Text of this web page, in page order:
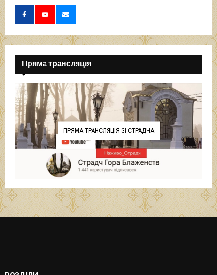
Пряма трансляція
ПРЯМА ТРАНСЛЯЦІЯ ЗІ СТРАДЧА